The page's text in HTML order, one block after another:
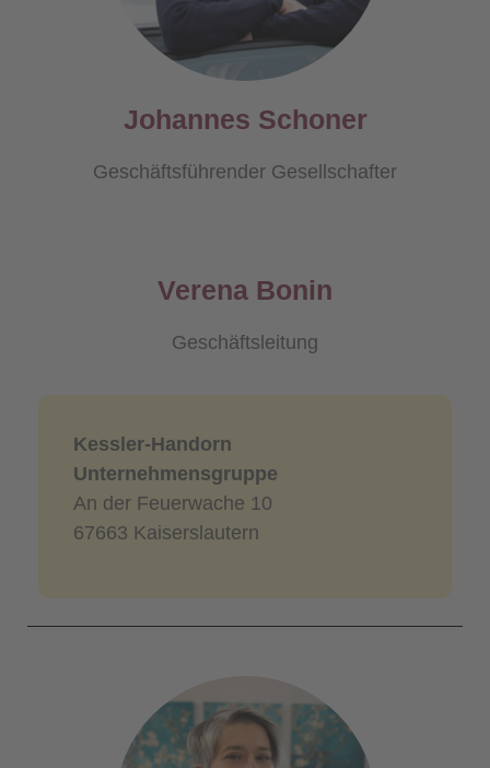
Johannes Schoner
Geschäftsführender Gesellschafter
Verena Bonin
Geschäftsleitung
Kessler-Handorn
Unternehmensgruppe
An der Feuerwache 10
67663 Kaiserslautern